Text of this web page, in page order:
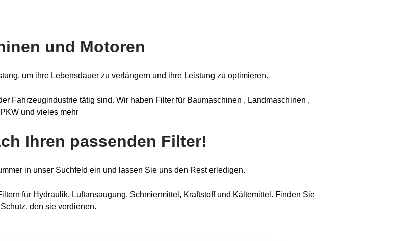
und Motoren
um ihre Lebensdauer zu verlängern und ihre Leistung zu optimieren.
Fahrzeugindustrie tätig sind. Wir haben Filter für Baumaschinen , Landmaschinen ,
und vieles mehr
Ihren passenden Filter!
in unser Suchfeld ein und lassen Sie uns den Rest erledigen.
für Hydraulik, Luftansaugung, Schmiermittel, Kraftstoff und Kältemittel. Finden Sie
den sie verdienen.